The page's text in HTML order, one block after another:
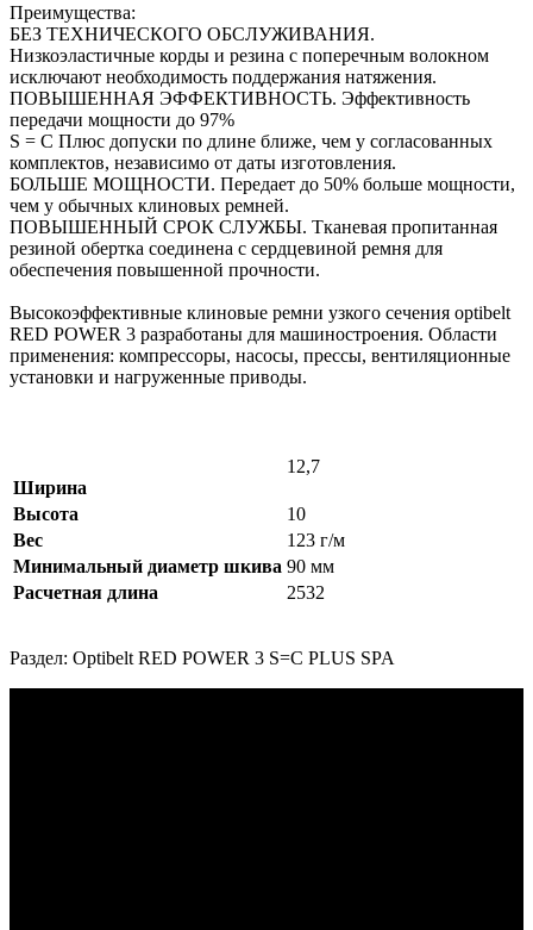
Преимущества:
БЕЗ ТЕХНИЧЕСКОГО ОБСЛУЖИВАНИЯ.
Низкоэластичные корды и резина с поперечным волокном
исключают необходимость поддержания натяжения.
ПОВЫШЕННАЯ ЭФФЕКТИВНОСТЬ. Эффективность
передачи мощности до 97%
S = C Плюс допуски по длине ближе, чем у согласованных
комплектов, независимо от даты изготовления.
БОЛЬШЕ МОЩНОСТИ. Передает до 50% больше мощности,
чем у обычных клиновых ремней.
ПОВЫШЕННЫЙ СРОК СЛУЖБЫ. Тканевая пропитанная
резиной обертка соединена с сердцевиной ремня для
обеспечения повышенной прочности.
Высокоэффективные клиновые ремни узкого сечения optibelt
RED POWER 3 разработаны для машиностроения. Области
применения: компрессоры, насосы, прессы, вентиляционные
установки и нагруженные приводы.
Ширина
12,7
Высота
10
Вес
123 г/м
Минимальный диаметр шкива 90 мм
Расчетная длина
2532
Раздел: Optibelt RED POWER 3 S=C PLUS SPA